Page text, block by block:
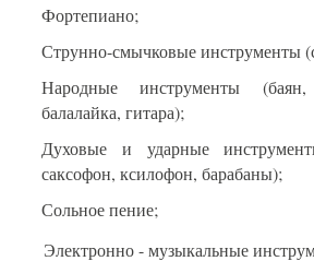
Фортепиано;
Струнно-смычковые инструменты
Народные инструменты
балалайка, гитара);
Духовые и ударные
саксофон, ксилофон, барабаны);
Сольное пение;
Электронно - музыкальные